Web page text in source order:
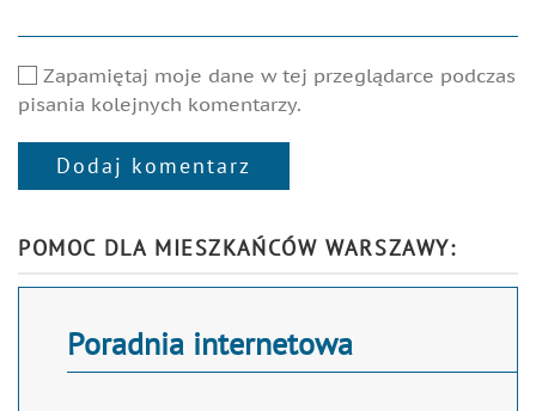
Zapamiętaj moje dane w tej przeglądarce podczas
pisania kolejnych komentarzy.
Dodaj komentarz
POMOC DLA MIESZKAŃCÓW WARSZAWY:
Poradnia internetowa